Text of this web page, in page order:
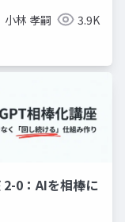
小林 孝嗣 3.9K
2-0：AIを相棒に